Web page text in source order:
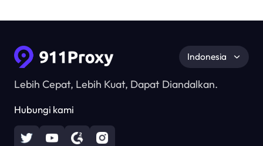
Lebih Cepat, Lebih Kuat, Dapat Diandalkan.
Hubungi kami
Indonesia